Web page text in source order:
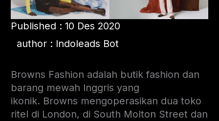
Published : 10 Des 2020
author : Indoleads Bot
Browns Fashion adalah butik fashion dan
barang mewah Inggris yang
ikonik. Browns mengoperasikan dua toko
ritel di London, di South Molton Street dan